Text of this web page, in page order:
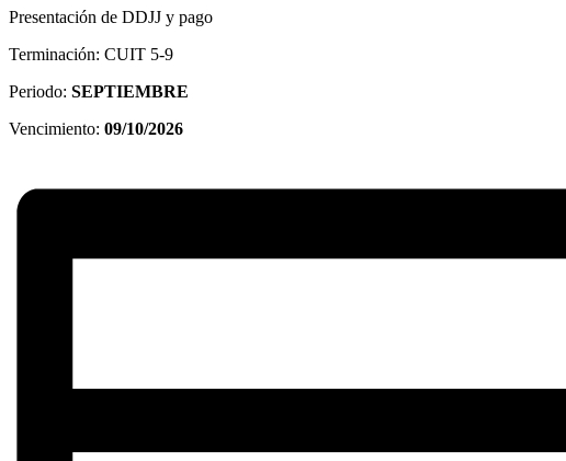
Presentación de DDJJ y pago
Terminación: CUIT 5-9
Periodo: SEPTIEMBRE
Vencimiento: 09/10/2026